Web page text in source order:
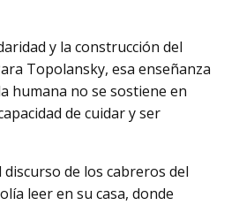
y la construcción del
Topolansky, esa enseñanza
humana no se sostiene en
de cuidar y ser
de los cabreros del
leer en su casa, donde